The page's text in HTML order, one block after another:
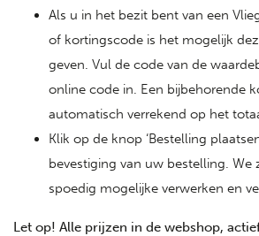
Als u in het bezit bent van een
of kortingscode is het mogelijk
geven. Vul de code van de
online code in. Een bijbehorende
automatisch verrekend op het
Klik op de knop ‘Bestelling
bevestiging van uw bestelling. We
spoedig mogelijke verwerken en
Let op! Alle prijzen in de webshop,